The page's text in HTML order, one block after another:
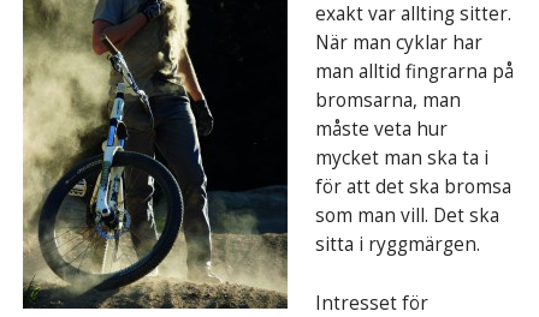
exakt var allting sitter.
När man cyklar har
man alltid fingrarna på
bromsarna, man
måste veta hur
mycket man ska ta i
för att det ska bromsa
som man vill. Det ska
sitta i ryggmärgen.
Intresset för